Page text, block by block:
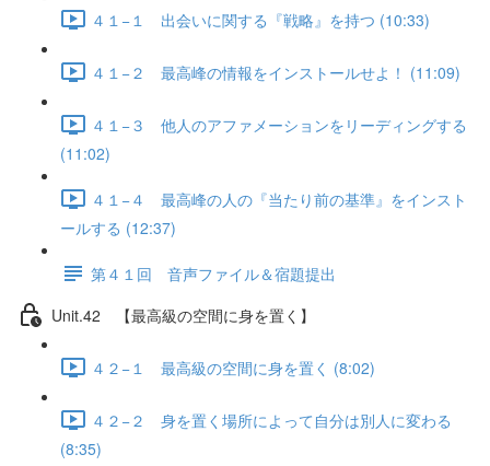
４１−１ 出会いに関する『戦略』を持つ (10:33)
４１−２ 最高峰の情報をインストールせよ！ (11:09)
４１−３ 他人のアファメーションをリーディングする
(11:02)
４１−４ 最高峰の人の『当たり前の基準』をインスト
ールする (12:37)
第４１回 音声ファイル＆宿題提出
Unit.42 【最高級の空間に身を置く】
４２−１ 最高級の空間に身を置く (8:02)
４２−２ 身を置く場所によって自分は別人に変わる
(8:35)